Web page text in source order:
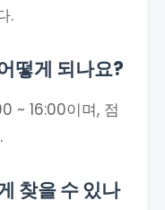
.
떻게 되나요?
~ 16:00이며, 점
찾을 수 있나